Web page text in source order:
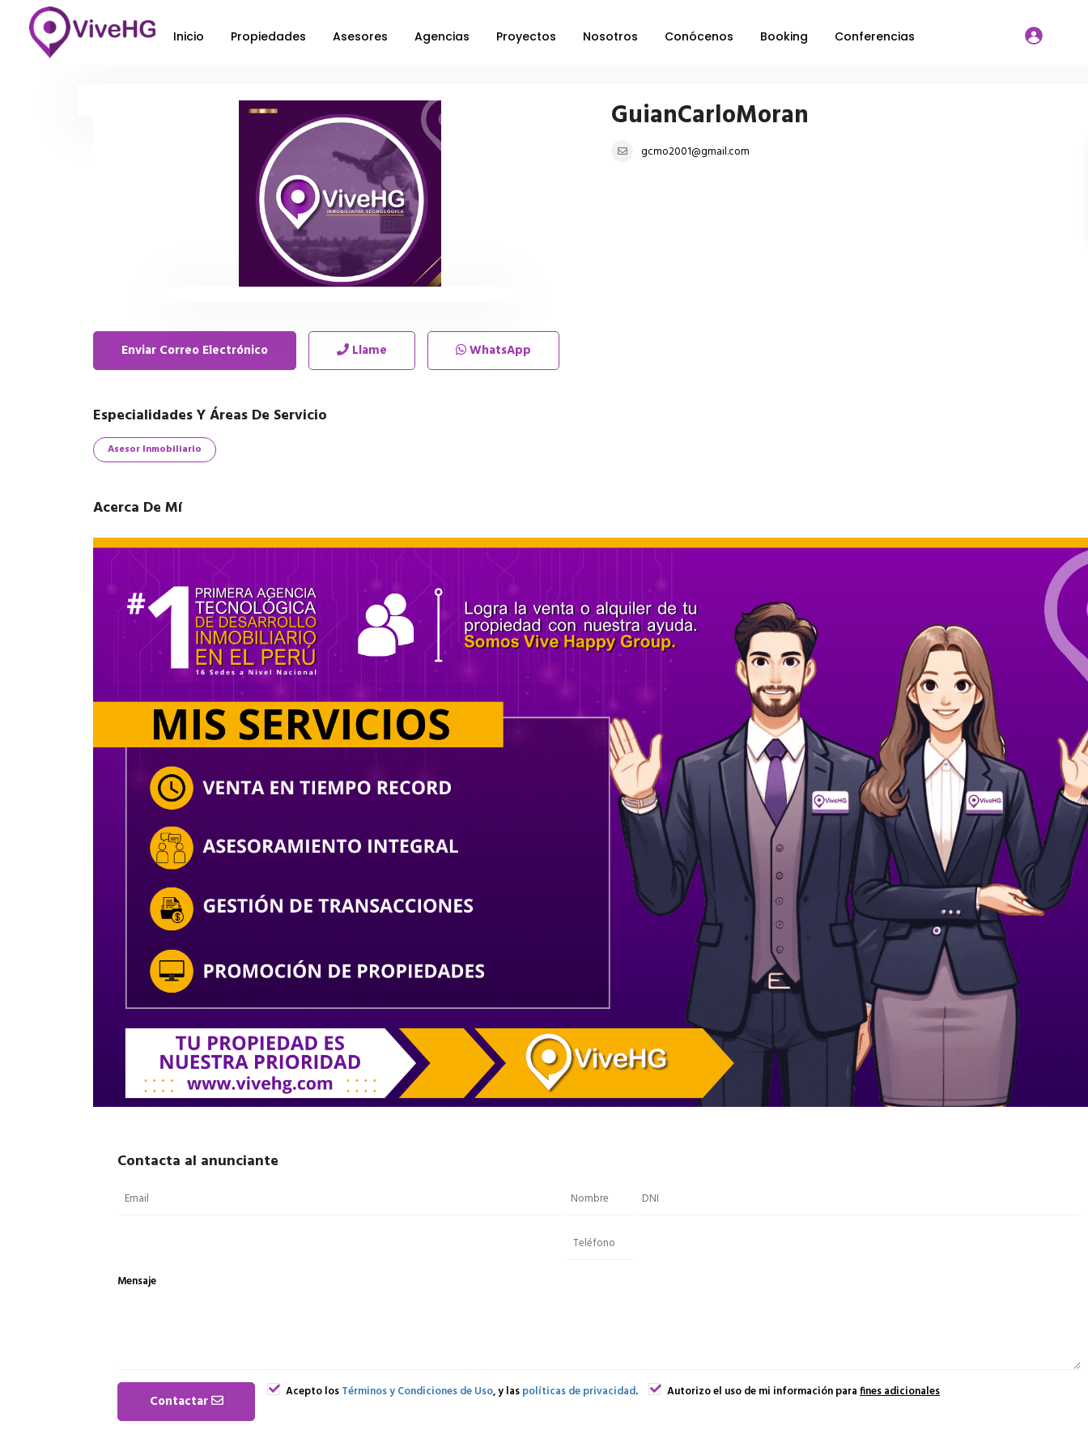
Inicio Propiedades Asesores Agencias Proyectos Nosotros Conócenos Booking Conferencias
GuianCarloMoran
gcmo2001@gmail.com
Enviar Correo Electrónico Llame WhatsApp
Especialidades Y Áreas De Servicio
Asesor Inmobiliario
Acerca De Mí
Contacta al anunciante
Mensaje
Acepto losTérminos y Condiciones de Uso, y laspolíticas de privacidad. Autorizo el uso de mi información parafines adicionales
Contactar